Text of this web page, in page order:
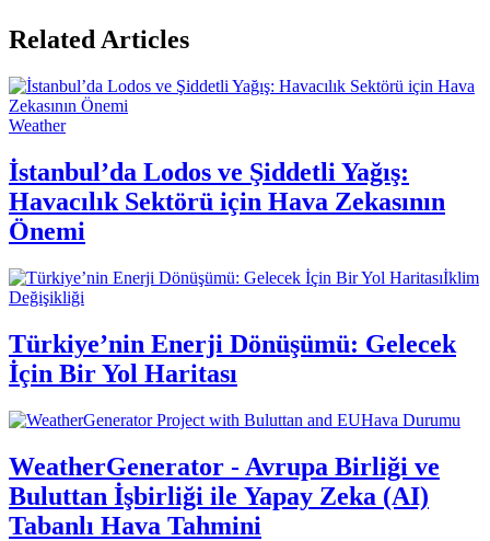
Related Articles
Weather
İstanbul’da Lodos ve Şiddetli Yağış:
Havacılık Sektörü için Hava Zekasının
Önemi
İklim
Değişikliği
Türkiye’nin Enerji Dönüşümü: Gelecek
İçin Bir Yol Haritası
Hava Durumu
WeatherGenerator - Avrupa Birliği ve
Buluttan İşbirliği ile Yapay Zeka (AI)
Tabanlı Hava Tahmini